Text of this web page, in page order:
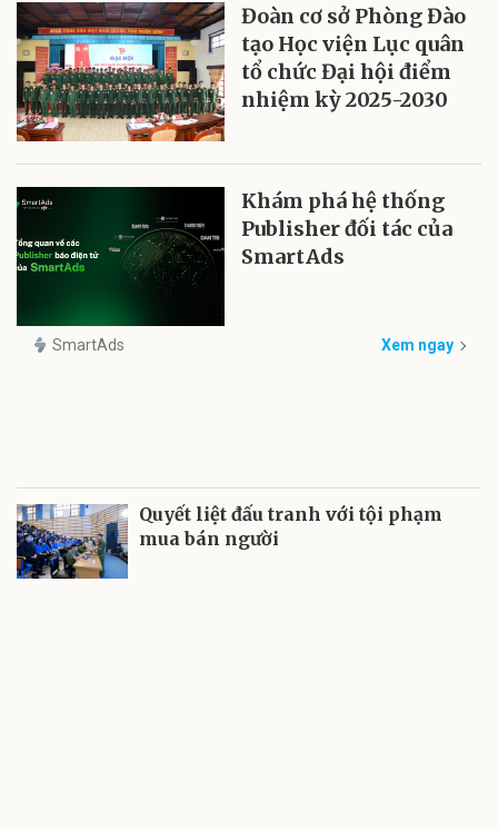
Đoàn cơ sở Phòng Đào
tạo Học viện Lục quân
tổ chức Đại hội điểm
nhiệm kỳ 2025-2030
Khám phá hệ thống
Publisher đối tác của
SmartAds
SmartAds Xem ngay
Quyết liệt đấu tranh với tội phạm
mua bán người